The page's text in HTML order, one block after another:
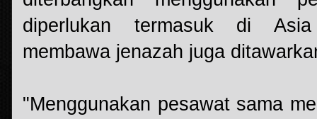
diperlukan termasuk di Asia
membawa jenazah juga
"Menggunakan pesawat sama